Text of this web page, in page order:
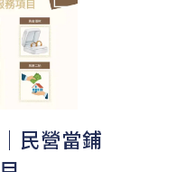
民營當鋪